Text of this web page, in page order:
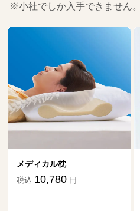
※小社でしか入手できません
メディカル枕
税込 10,780 円